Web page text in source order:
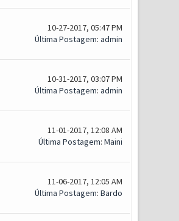
10-27-2017, 05:47 PM
Última Postagem: admin
10-31-2017, 03:07 PM
Última Postagem: admin
11-01-2017, 12:08 AM
Última Postagem: Maini
11-06-2017, 12:05 AM
Última Postagem: Bardo